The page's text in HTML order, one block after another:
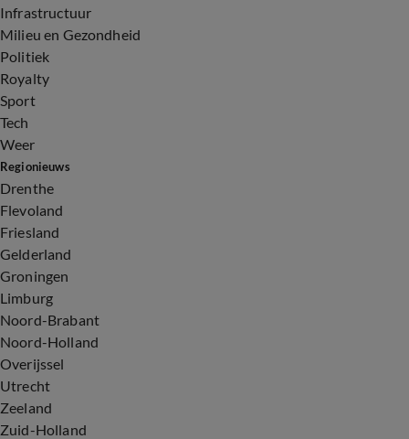
Infrastructuur
Milieu en Gezondheid
Politiek
Royalty
Sport
Tech
Weer
Regionieuws
Drenthe
Flevoland
Friesland
Gelderland
Groningen
Limburg
Noord-Brabant
Noord-Holland
Overijssel
Utrecht
Zeeland
Zuid-Holland